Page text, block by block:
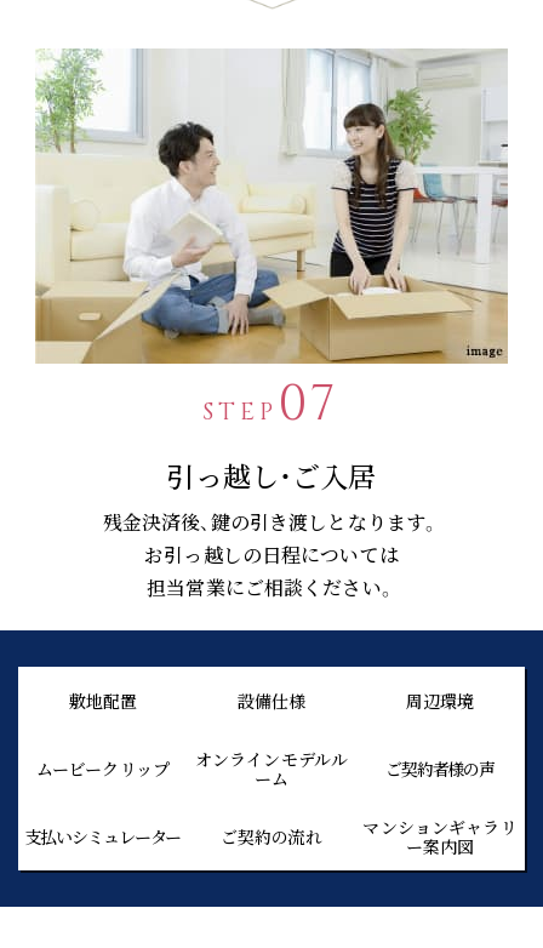
STEP 07
引っ越し・ご入居
残金決済後、鍵の引き渡しとなります。
お引っ越しの日程については
担当営業にご相談ください。
敷地配置 設備仕様 周辺環境
ムービークリップ
オンラインモデルル
ーム
ご契約者様の声
支払いシミュレーター ご契約の流れ
マンションギャラリ
ー案内図